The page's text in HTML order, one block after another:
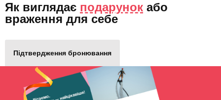
Як виглядає подарунок або
враження для себе
Підтвердження бронювання